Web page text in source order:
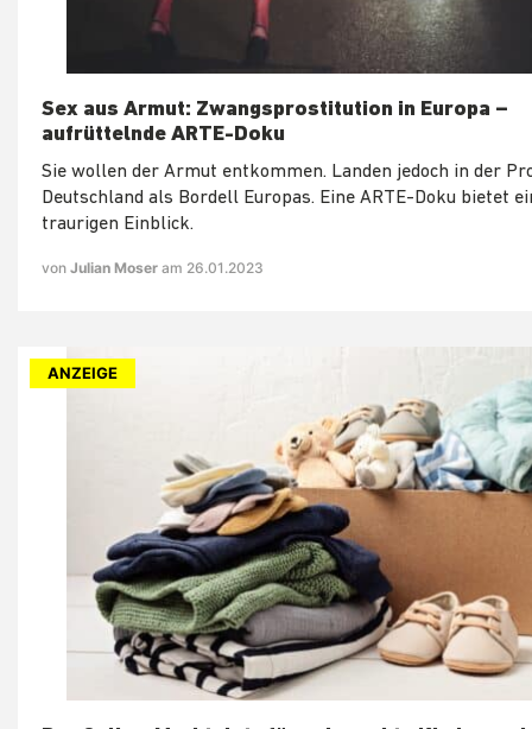
Sex aus Armut: Zwangsprostitution in Europa –
aufrüttelnde ARTE-Doku
Sie wollen der Armut entkommen. Landen jedoch in der
Deutschland als Bordell Europas. Eine ARTE-Doku bietet
traurigen Einblick.
von Julian Moser am 26.01.2023
ANZEIGE